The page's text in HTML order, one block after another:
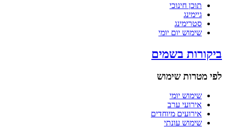
תוכן חינוכי
גיימינג
סטרימינג
שימוש יום יומי
ביקורות בשמים
לפי מטרות שימוש
שימוש יומי
אירועי ערב
אירועים מיוחדים
שימוש עונתי